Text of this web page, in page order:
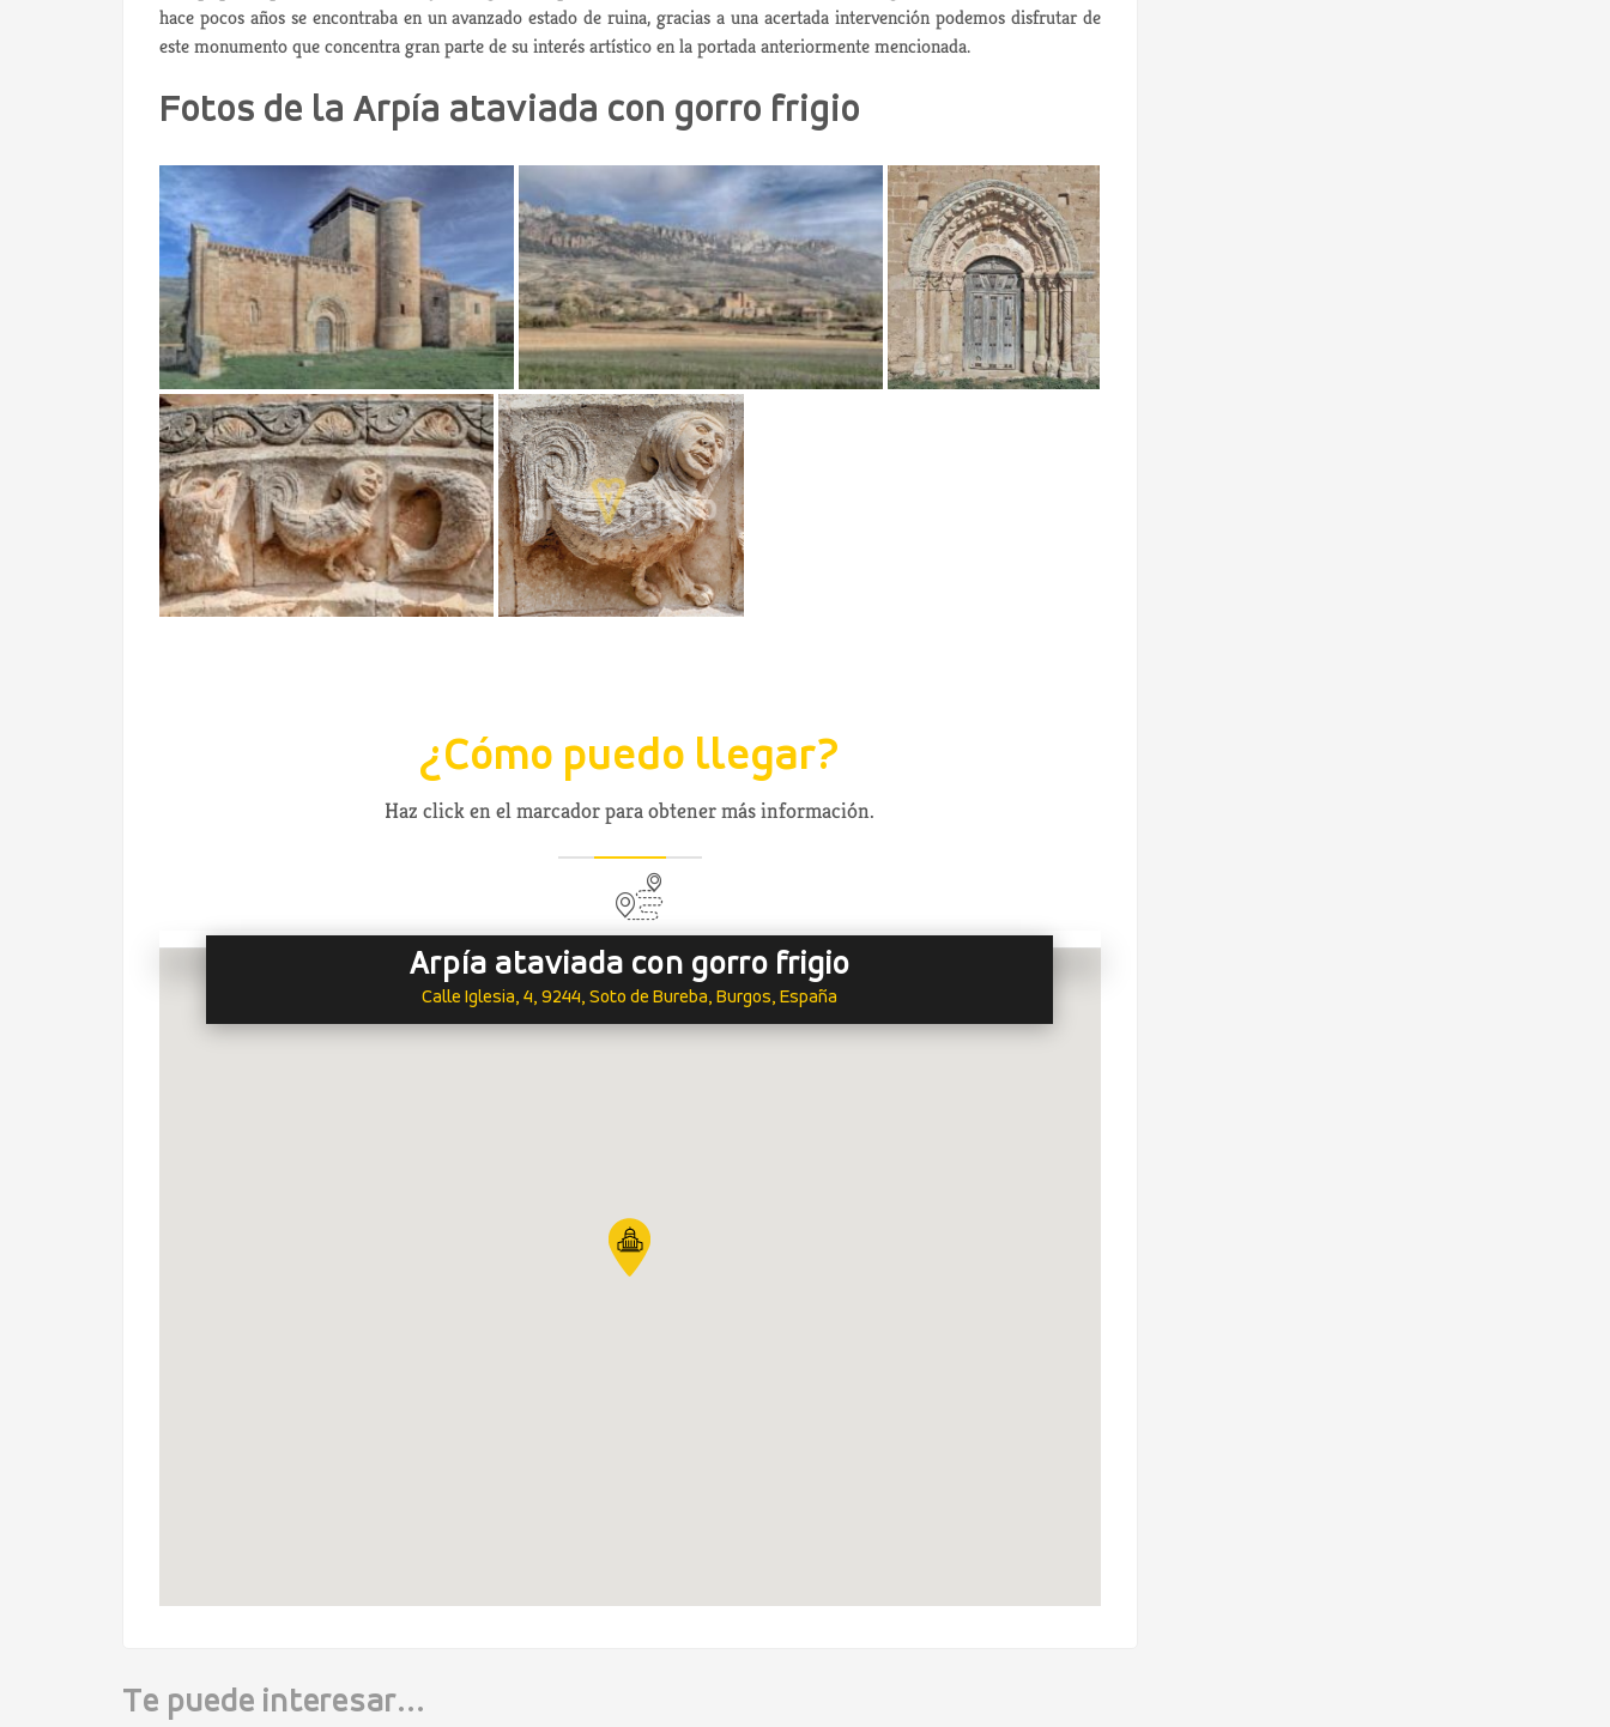
hace pocos años se encontraba en un avanzado estado de ruina, gracias a una acertada intervención podemos disfrutar de
este monumento que concentra gran parte de su interés artístico en la portada anteriormente mencionada.
Fotos de la Arpía ataviada con gorro frigio
¿Cómo puedo llegar?
Haz click en el marcador para obtener más información.
Arpía ataviada con gorro frigio
Calle Iglesia, 4, 9244, Soto de Bureba, Burgos, España
Te puede interesar...